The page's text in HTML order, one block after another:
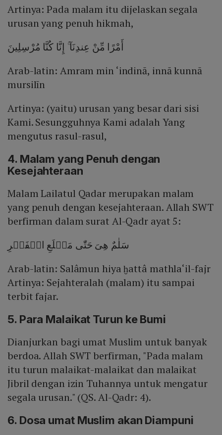
Artinya: Pada malam itu dijelaskan segala
urusan yang penuh hikmah,
أَمْرًا مِّنْ عِندِنَآ ۚ إِنَّا كُنَّا مُرْسِلِينَ
Arab-latin: Amram min ‘indinā, innā kunnā
mursilīn
Artinya: (yaitu) urusan yang besar dari sisi
Kami. Sesungguhnya Kami adalah Yang
mengutus rasul-rasul,
4. Malam yang Penuh dengan
Kesejahteraan
Malam Lailatul Qadar merupakan malam
yang penuh dengan kesejahteraan. Allah SWT
berfirman dalam surat Al-Qadr ayat 5:
سَلٰمٌ هِىَ حَتّٰى مَطۡلَعِ الۡفَجۡرِ
Arab-latin: Salâmun hiya ḫattâ mathla‘il-fajr
Artinya: Sejahteralah (malam) itu sampai
terbit fajar.
5. Para Malaikat Turun ke Bumi
Dianjurkan bagi umat Muslim untuk banyak
berdoa. Allah SWT berfirman, "Pada malam
itu turun malaikat-malaikat dan malaikat
Jibril dengan izin Tuhannya untuk mengatur
segala urusan." (QS. Al-Qadr: 4).
6. Dosa umat Muslim akan Diampuni